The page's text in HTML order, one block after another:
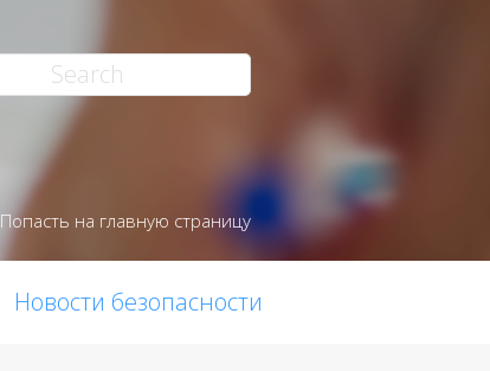
Попасть на главную страницу
Новости безопасности